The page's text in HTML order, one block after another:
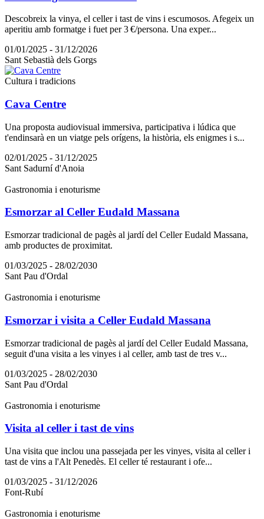
Descobreix la vinya, el celler i tast de vins i escumosos. Afegeix un
aperitiu amb formatge i fuet per 3 €/persona. Una exper...
01/01/2025 - 31/12/2026
Sant Sebastià dels Gorgs
Cultura i tradicions
Cava Centre
Una proposta audiovisual immersiva, participativa i lúdica que
t'endinsarà en un viatge pels orígens, la història, els enigmes i s...
02/01/2025 - 31/12/2025
Sant Sadurní d'Anoia
Gastronomia i enoturisme
Esmorzar al Celler Eudald Massana
Esmorzar tradicional de pagès al jardí del Celler Eudald Massana,
amb productes de proximitat.
01/03/2025 - 28/02/2030
Sant Pau d'Ordal
Gastronomia i enoturisme
Esmorzar i visita a Celler Eudald Massana
Esmorzar tradicional de pagès al jardí del Celler Eudald Massana,
seguit d'una visita a les vinyes i al celler, amb tast de tres v...
01/03/2025 - 28/02/2030
Sant Pau d'Ordal
Gastronomia i enoturisme
Visita al celler i tast de vins
Una visita que inclou una passejada per les vinyes, visita al celler i
tast de vins a l'Alt Penedès. El celler té restaurant i ofe...
01/03/2025 - 31/12/2026
Font-Rubí
Gastronomia i enoturisme